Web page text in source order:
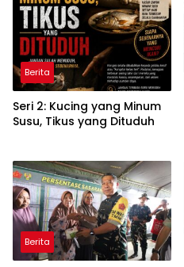
Berita
Seri 2: Kucing yang Minum
Susu, Tikus yang Dituduh
Berita